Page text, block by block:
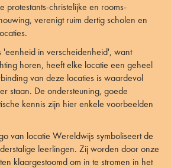
protestants-christelijke en rooms-
verenigt ruim dertig scholen en
'eenheid in verscheidenheid', want
horen, heeft elke locatie een geheel
van deze locaties is waardevol
staan. De ondersteuning, goede
kennis zijn hier enkele voorbeelden
van locatie Wereldwijs symboliseert de
leerlingen. Zij worden door onze
klaargestoomd om in te stromen in het